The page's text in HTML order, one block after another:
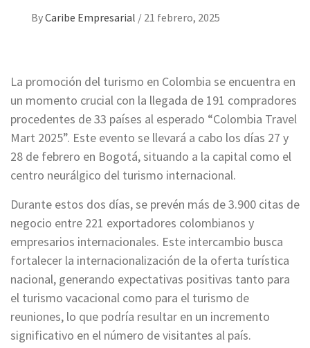
ByCaribe Empresarial / 21 febrero, 2025
La promoción del turismo en Colombia se encuentra en
un momento crucial con la llegada de 191 compradores
procedentes de 33 países al esperado “Colombia Travel
Mart 2025”. Este evento se llevará a cabo los días 27 y
28 de febrero en Bogotá, situando a la capital como el
centro neurálgico del turismo internacional.
Durante estos dos días, se prevén más de 3.900 citas de
negocio entre 221 exportadores colombianos y
empresarios internacionales. Este intercambio busca
fortalecer la internacionalización de la oferta turística
nacional, generando expectativas positivas tanto para
el turismo vacacional como para el turismo de
reuniones, lo que podría resultar en un incremento
significativo en el número de visitantes al país.